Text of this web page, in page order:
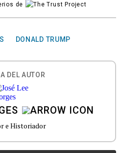
de
DONALD TRUMP
DEL AUTOR
e Historiador